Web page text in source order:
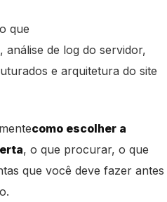
que
análise de log do servidor,
e arquitetura do site
como escolher a
, o que procurar, o que
que você deve fazer antes